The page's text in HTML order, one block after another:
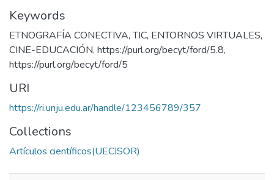
Keywords
ETNOGRAFÍA CONECTIVA,TIC, ENTORNOS VIRTUALES,
CINE-EDUCACIÓN, https://purl.org/becyt/ford/5.8,
https://purl.org/becyt/ford/5
URI
https://ri.unju.edu.ar/handle/123456789/357
Collections
Artículos científicos(UECISOR)